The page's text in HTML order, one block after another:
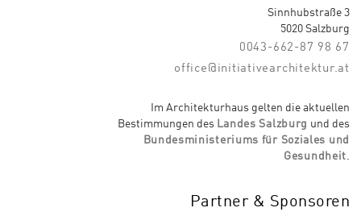
Sinnhubstraße 3
5020 Salzburg
0043-662-87 98 67
office@initiativearchitektur.at
Im Architekturhaus gelten die aktuellen
Bestimmungen des Landes Salzburg und des
Bundesministeriums für Soziales und
Gesundheit.
Partner & Sponsoren